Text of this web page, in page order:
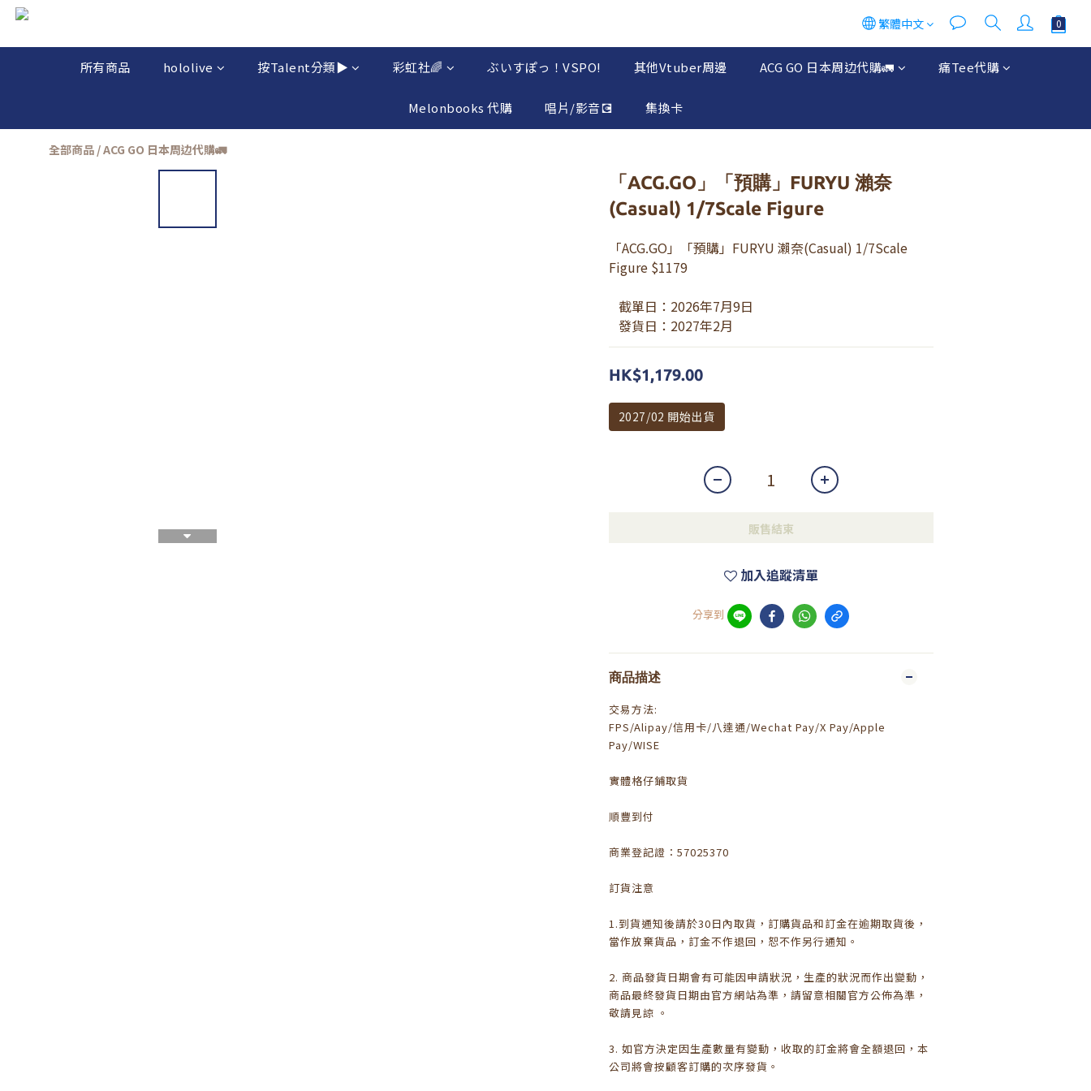
繁體中文
所有商品 hololive 按Talent分類▶️ 彩虹社🌈 ぶいすぽっ！VSPO! 其他Vtuber周邊 ACG GO 日本周边代購🚛 痛Tee代購
Melonbooks 代購 唱片/影音💽 集換卡
全部商品 /ACG GO 日本周边代購🚛
「ACG.GO」「預購」FURYU 瀨奈
(Casual) 1/7Scale Figure
「ACG.GO」「預購」FURYU 瀨奈(Casual) 1/7Scale
Figure $1179
   截單日：2026年7月9日
   發貨日：2027年2月
HK$1,179.00
2027/02 開始出貨
販售結束
加入追蹤清單
分享到
商品描述
交易方法:
FPS/Alipay/信用卡/八達通/Wechat Pay/X Pay/Apple
Pay/WISE
實體格仔鋪取貨
順豐到付
商業登記證：57025370
訂貨注意
1.到貨通知後請於30日內取貨，訂購貨品和訂金在逾期取貨後，
當作放棄貨品，訂金不作退回，恕不作另行通知。
2. 商品發貨日期會有可能因申請狀況，生產的狀況而作出變動，
商品最終發貨日期由官方網站為準，請留意相關官方公佈為準，
敬請見諒 。
3. 如官方決定因生產數量有變動，收取的訂金將會全額退回，本
公司將會按顧客訂購的次序發貨。